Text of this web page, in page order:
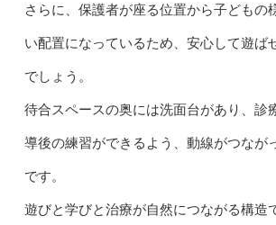
さらに、保護者が座る位置から子どもの
い配置になっているため、安心して遊ば
でしょう。
待合スペースの奥には洗面台があり、診
導後の練習ができるよう、動線がつなが
です。
遊びと学びと治療が自然につながる構造